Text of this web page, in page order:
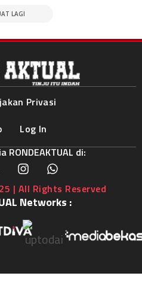
LAGI
Privasi
Log In
RONDEAKTUAL di:
| All Rights Reserved
Networks :